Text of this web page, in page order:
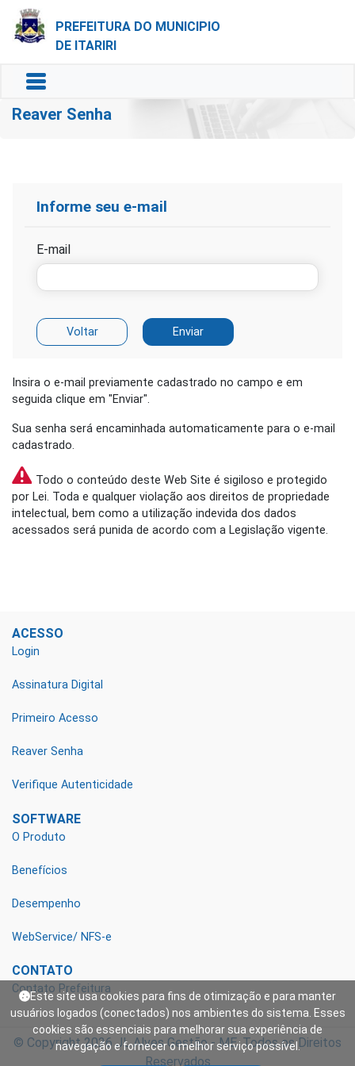
Este site usa cookies para fins de otimização e para manter
usuários logados (conectados) nos ambientes do sistema. Esses
cookies são essenciais para melhorar sua experiência de
navegação e fornecer o melhor serviço possível.
PREFEITURA DO MUNICIPIO
DE ITARIRI
Reaver Senha
Informe seu e-mail
E-mail
Insira o e-mail previamente cadastrado no campo e em
seguida clique em "Enviar".
Sua senha será encaminhada automaticamente para o e-mail
cadastrado.
Todo o conteúdo deste Web Site é sigiloso e protegido
por Lei. Toda e qualquer violação aos direitos de propriedade
intelectual, bem como a utilização indevida dos dados
acessados será punida de acordo com a Legislação vigente.
ACESSO
Login
Assinatura Digital
Primeiro Acesso
Reaver Senha
Verifique Autenticidade
SOFTWARE
O Produto
Benefícios
Desempenho
WebService/ NFS-e
CONTATO
Contato Prefeitura
© Copyright 2026 JL Alves Gestão - ME. Todos os Direitos
Reservados